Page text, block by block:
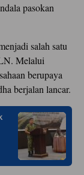
pasokan
salah satu
Melalui
berupaya
berjalan lancar.